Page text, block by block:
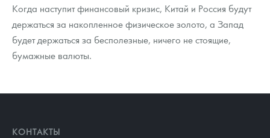
Когда наступит финансовый кризис, Китай и Россия будут
держаться за накопленное физическое золото, а Запад
будет держаться за бесполезные, ничего не стоящие,
бумажные валюты.
КОНТАКТЫ